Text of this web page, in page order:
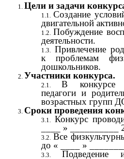
Цели и задачи
Создание
двигательной
Побуждение
деятельности.
Привлечение
к проблемам
дошкольников.
Участники конкурса.
В конкурсе
педагоги и
возрастных групп
Сроки проведения
Конкурс
____ » __________
Все
до « ____ »